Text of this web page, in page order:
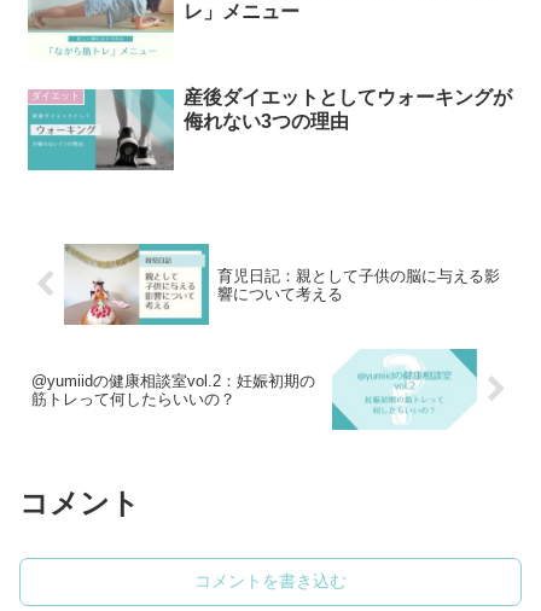
レ」メニュー
ダイエット
産後ダイエットとしてウォーキングが
侮れない3つの理由
育児日記：親として子供の脳に与える影
響について考える
@yumiidの健康相談室vol.2：妊娠初期の
筋トレって何したらいいの？
コメント
コメントを書き込む